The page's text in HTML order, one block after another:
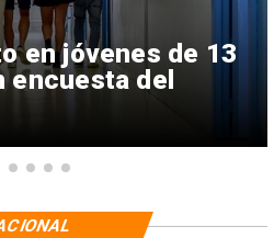
en jóvenes de 13
encuesta del